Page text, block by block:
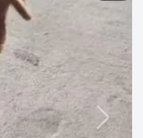
Next